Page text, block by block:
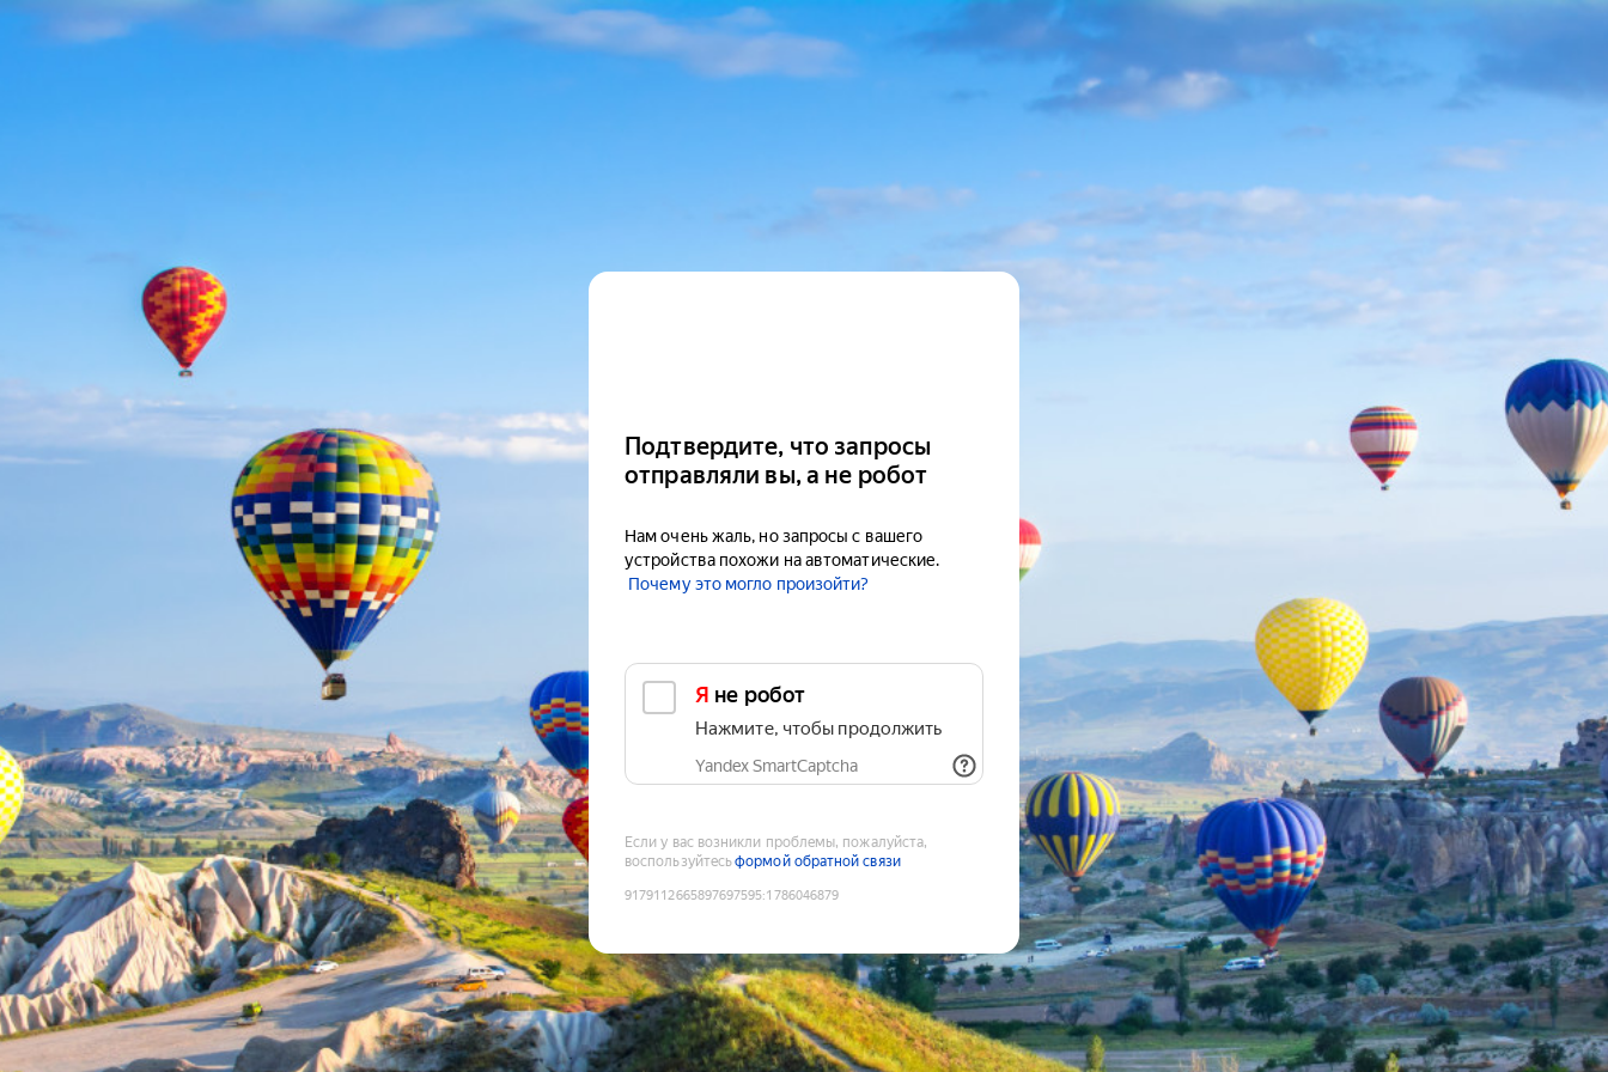
Подтвердите, что запросы
отправляли вы, а не робот
Нам очень жаль, но запросы с вашего
устройства похожи на автоматические.
Почему это могло произойти?
Я не робот
Нажмите, чтобы продолжить
Yandex SmartCaptcha
Если у вас возникли проблемы, пожалуйста,
воспользуйтесьформой обратной связи
9179112665897697595:1786046879